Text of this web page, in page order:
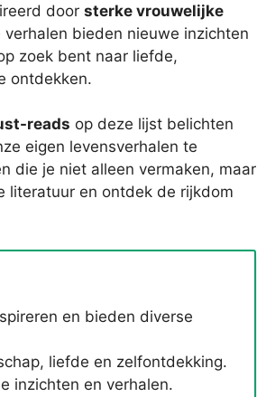
door sterke vrouwelijke
bieden nieuwe inzichten
zoek bent naar liefde,
ontdekken.
reads op deze lijst belichten
eigen levensverhalen te
die je niet alleen vermaken, maar
literatuur en ontdek de rijkdom
en bieden diverse
liefde en zelfontdekking.
inzichten en verhalen.